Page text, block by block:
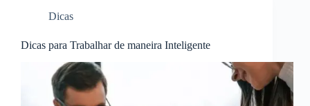
Dicas
Dicas para Trabalhar de maneira Inteligente